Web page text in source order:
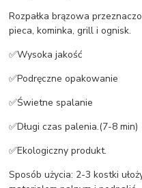
Rozpałka brązowa
pieca, kominka, grill i ognisk.
✅Wysoka jakość
✅Podręczne opakowanie
✅Świetne spalanie
✅Długi czas palenia.(7-8 min)
✅Ekologiczny produkt.
Sposób użycia: 2-3 kostki